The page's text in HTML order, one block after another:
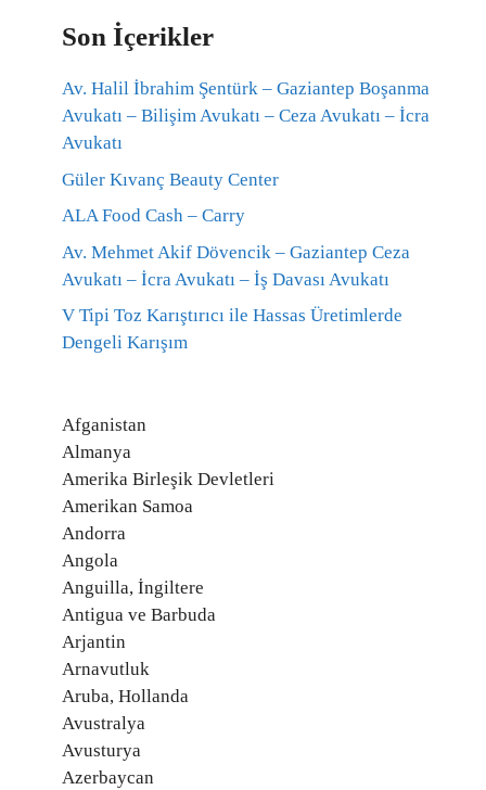
Son İçerikler
Av. Halil İbrahim Şentürk – Gaziantep Boşanma
Avukatı – Bilişim Avukatı – Ceza Avukatı – İcra
Avukatı
Güler Kıvanç Beauty Center
ALA Food Cash – Carry
Av. Mehmet Akif Dövencik – Gaziantep Ceza
Avukatı – İcra Avukatı – İş Davası Avukatı
V Tipi Toz Karıştırıcı ile Hassas Üretimlerde
Dengeli Karışım
Afganistan
Almanya
Amerika Birleşik Devletleri
Amerikan Samoa
Andorra
Angola
Anguilla, İngiltere
Antigua ve Barbuda
Arjantin
Arnavutluk
Aruba, Hollanda
Avustralya
Avusturya
Azerbaycan